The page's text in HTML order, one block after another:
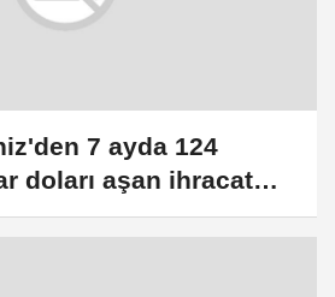
7 ayda 124
doları aşan ihracat